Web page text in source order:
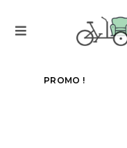
PROMO !